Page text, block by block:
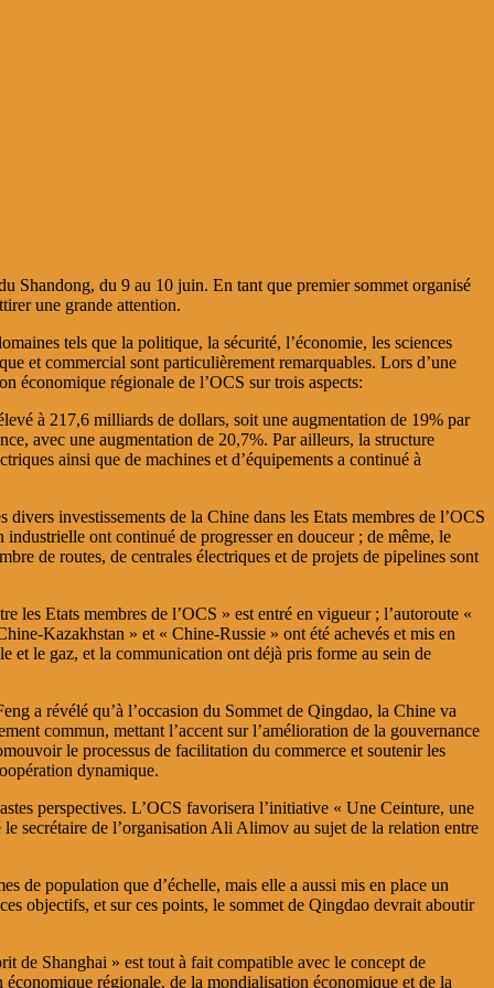
Shandong, du 9 au 10 juin. En tant que premier sommet organisé
une grande attention.
tels que la politique, la sécurité, l’économie, les sciences
et commercial sont particulièrement remarquables. Lors d’une
économique régionale de l’OCS sur trois aspects:
à 217,6 milliards de dollars, soit une augmentation de 19% par
avec une augmentation de 20,7%. Par ailleurs, la structure
ainsi que de machines et d’équipements a continué à
investissements de la Chine dans les Etats membres de l’OCS
ont continué de progresser en douceur ; de même, le
de routes, de centrales électriques et de projets de pipelines sont
les Etats membres de l’OCS » est entré en vigueur ; l’autoroute «
Kazakhstan » et « Chine-Russie » ont été achevés et mis en
et le gaz, et la communication ont déjà pris forme au sein de
a révélé qu’à l’occasion du Sommet de Qingdao, la Chine va
commun, mettant l’accent sur l’amélioration de la gouvernance
le processus de facilitation du commerce et soutenir les
dynamique.
perspectives. L’OCS favorisera l’initiative « Une Ceinture, une
secrétaire de l’organisation Ali Alimov au sujet de la relation entre
de population que d’échelle, mais elle a aussi mis en place un
objectifs, et sur ces points, le sommet de Qingdao devrait aboutir
de Shanghai » est tout à fait compatible avec le concept de
régionale, de la mondialisation économique et de la